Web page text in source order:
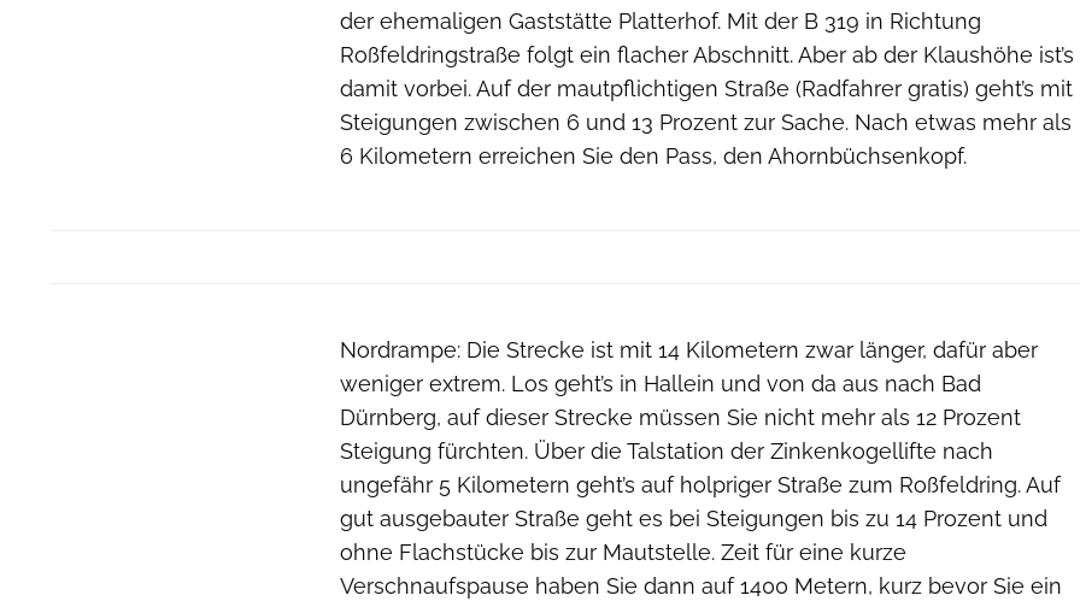
der ehemaligen Gaststätte Platterhof. Mit der B 319 in Richtung
Roßfeldringstraße folgt ein flacher Abschnitt. Aber ab der Klaushöhe ist’s
damit vorbei. Auf der mautpflichtigen Straße (Radfahrer gratis) geht’s mit
Steigungen zwischen 6 und 13 Prozent zur Sache. Nach etwas mehr als
6 Kilometern erreichen Sie den Pass, den Ahornbüchsenkopf.
Nordrampe: Die Strecke ist mit 14 Kilometern zwar länger, dafür aber
weniger extrem. Los geht’s in Hallein und von da aus nach Bad
Dürnberg, auf dieser Strecke müssen Sie nicht mehr als 12 Prozent
Steigung fürchten. Über die Talstation der Zinkenkogellifte nach
ungefähr 5 Kilometern geht’s auf holpriger Straße zum Roßfeldring. Auf
gut ausgebauter Straße geht es bei Steigungen bis zu 14 Prozent und
ohne Flachstücke bis zur Mautstelle. Zeit für eine kurze
Verschnaufspause haben Sie dann auf 1400 Metern, kurz bevor Sie ein